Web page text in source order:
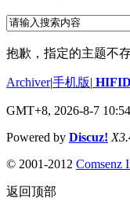
抱歉，指定的主题不
Archiver|手机版|
GMT+8, 2026-8-7 10:54
Powered by Discuz!
© 2001-2012 Comsenz
返回顶部